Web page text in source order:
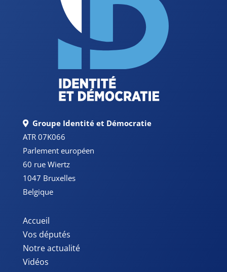
Groupe Identité et Démocratie
ATR 07K066
Parlement européen
60 rue Wiertz
1047 Bruxelles
Belgique
Accueil
Vos députés
Notre actualité
Vidéos